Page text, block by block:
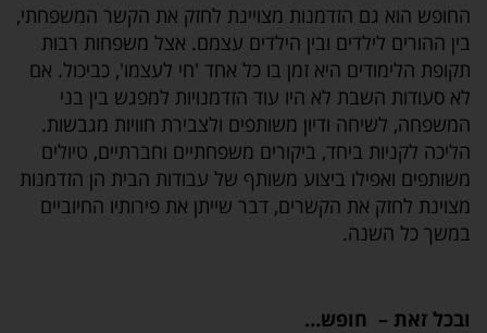
החופש הוא גם הזדמנות מצויינת לחזק את הקשר המשפחתי,
בין ההורים לילדים ובין הילדים עצמם. אצל משפחות רבות
תקופת הלימודים היא זמן בו כל אחד 'חי לעצמו', כביכול. אם
לא סעודות השבת לא היו עוד הזדמנויות למפגש בין בני
המשפחה, לשיחה ודיון משותפים ולצבירת חוויות מגבשות.
הליכה לקניות ביחד, ביקורים משפחתיים וחברתיים, טיולים
משותפים ואפילו ביצוע משותף של עבודות הבית הן הזדמנות
מצוינת לחזק את הקשרים, דבר שייתן את פירותיו החיוביים
במשך כל השנה.
ובכל זאת – חופש…